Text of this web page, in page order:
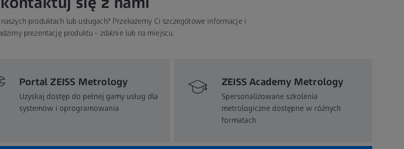
produktach lub usługach? Przekażemy Ci szczegółowe informacje i
prezentację produktu - zdalnie lub na miejscu.
Portal ZEISS Metrology
Uzyskaj dostęp do pełnej gamy usług dla
systemów i oprogramowania
ZEISS Academy Metrology
Spersonalizowane szkolenia
metrologiczne dostępne w różnych
formatach